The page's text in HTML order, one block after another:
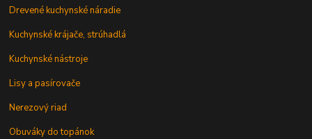
Drevené kuchynské náradie
Kuchynské krájače, strúhadlá
Kuchynské nástroje
Lisy a pasírovače
Nerezový riad
Obuváky do topánok